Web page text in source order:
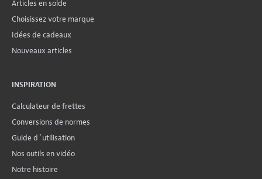
Articles en solde
Choisissez votre marque
Idées de cadeaux
Nouveaux articles
INSPIRATION
Calculateur de frettes
Conversions de normes
Guide d´utilisation
Nos outils en vidéo
Notre histoire